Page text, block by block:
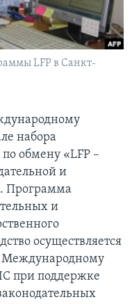
LFP в Санкт-
набора
обмену «LFP –
и
Программа
и
осуществляется
при поддержке